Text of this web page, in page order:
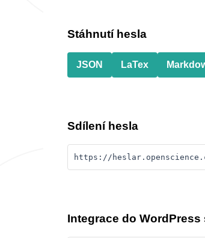
Stáhnutí hesla
JSON LaTex
Sdílení hesla
https://
Integrace do WordPress